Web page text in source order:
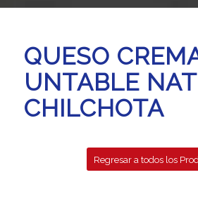
QUESO
UNTABLE
CHILCHOTA
Regresar a todos los